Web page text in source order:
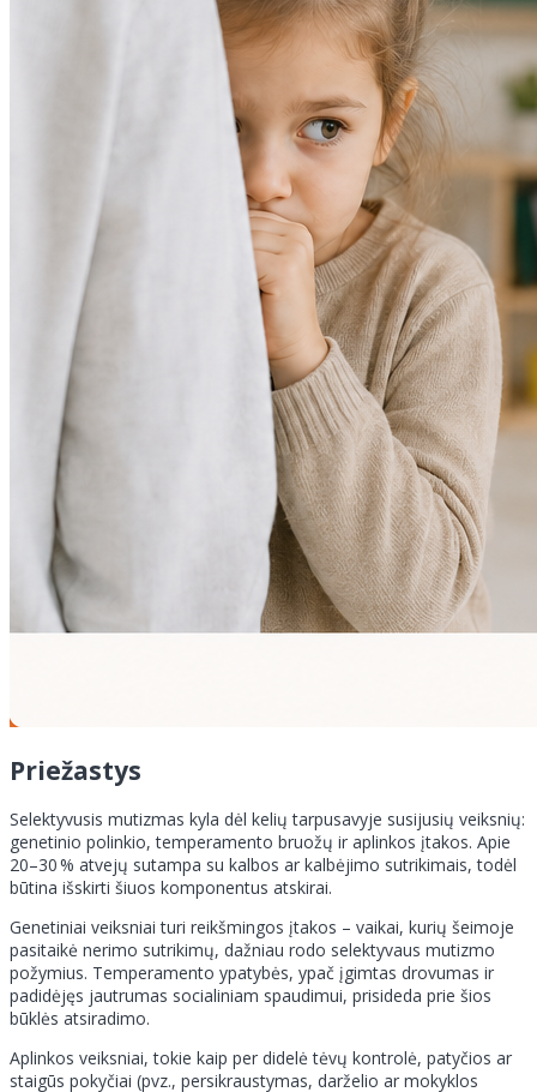
Priežastys
Selektyvusis mutizmas kyla dėl kelių tarpusavyje susijusių veiksnių:
genetinio polinkio, temperamento bruožų ir aplinkos įtakos. Apie
20–30 % atvejų sutampa su kalbos ar kalbėjimo sutrikimais, todėl
būtina išskirti šiuos komponentus atskirai.
Genetiniai veiksniai turi reikšmingos įtakos – vaikai, kurių šeimoje
pasitaikė nerimo sutrikimų, dažniau rodo selektyvaus mutizmo
požymius. Temperamento ypatybės, ypač įgimtas drovumas ir
padidėjęs jautrumas socialiniam spaudimui, prisideda prie šios
būklės atsiradimo.
Aplinkos veiksniai, tokie kaip per didelė tėvų kontrolė, patyčios ar
staigūs pokyčiai (pvz., persikraustymas, darželio ar mokyklos